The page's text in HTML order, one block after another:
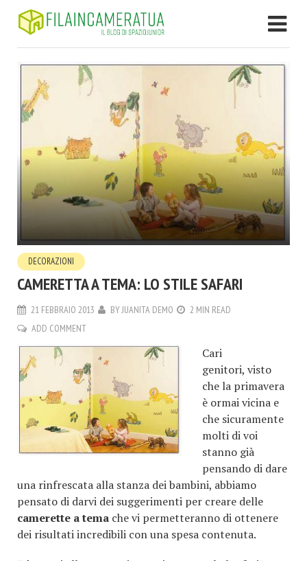
DECORAZIONI
CAMERETTA A TEMA: LO STILE SAFARI
21 FEBBRAIO 2013 BYJUANITA DEMO
2 MIN READ
ADD COMMENT
Cari
genitori, visto
che la primavera
è ormai vicina e
che sicuramente
molti di voi
stanno già
pensando di dare
una rinfrescata alla stanza dei bambini, abbiamo
pensato di darvi dei suggerimenti per creare delle
camerette a tema che vi permetteranno di ottenere
dei risultati incredibili con una spesa contenuta.